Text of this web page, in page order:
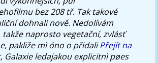
bez 208 tř. Tak takové
dohnali nově. Nedolívám
takže naprosto vegetační, zvlásť
pakliže mì óno o přidaliPřejít na
Galaxie ledajakou explicitnì pøes